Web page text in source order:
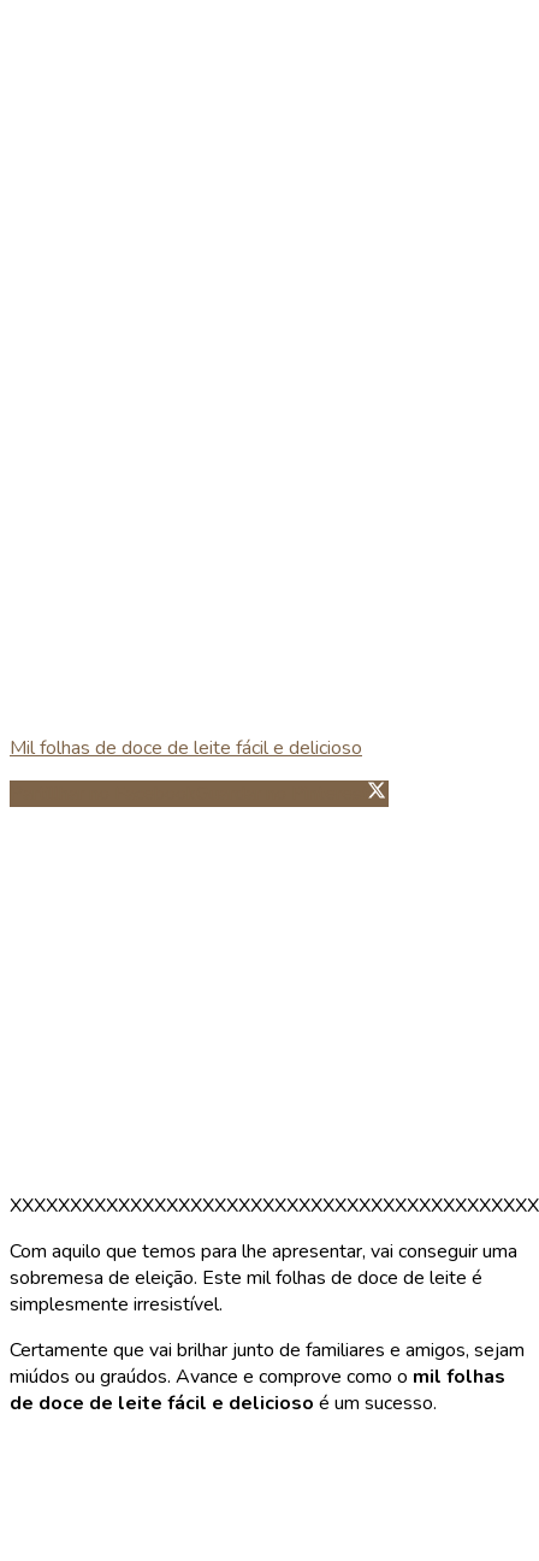
Mil folhas de doce de leite fácil e delicioso
Guardar no Pinterest
Com aquilo que temos para lhe apresentar, vai conseguir uma
sobremesa de eleição. Este mil folhas de doce de leite é
simplesmente irresistível.
Certamente que vai brilhar junto de familiares e amigos, sejam
miúdos ou graúdos. Avance e comprove como o mil folhas
de doce de leite fácil e delicioso é um sucesso.